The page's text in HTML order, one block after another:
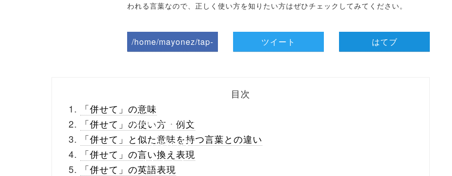
われる言葉なので、正しく使い方を知りたい方はぜひチェックしてみてください。
/home/mayonez/tap-
_theme/parts/sns-
buttons.php on line
/1047173"
onclick="window.open
ツイート はてブ
目次
「併せて」の意味
「併せて」の使い方・例文
「併せて」と似た意味を持つ言葉との違い
「併せて」の言い換え表現
「併せて」の英語表現